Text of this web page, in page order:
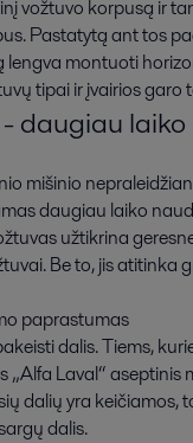
vožtuvo korpusą ir
Pastatytą ant tos
montuoti
tipai ir įvairios
daugiau laiko
mišinio
daugiau laiko
užtikrina
Be to, jis atitinka
paprastumas
dalis. Tiems,
„Alfa Laval“
dalių yra keičiamos,
dalis.